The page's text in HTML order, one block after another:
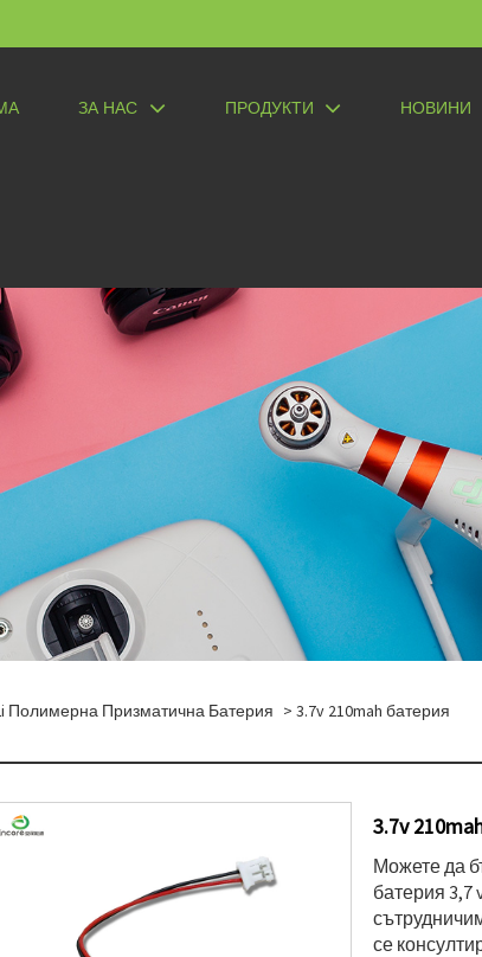
ЗА НАС ПРОДУКТИ НОВИНИ
Полимерна Призматична Батерия > 3.7v 210mah батерия
3.7v
Можете да
батерия 3,7
се